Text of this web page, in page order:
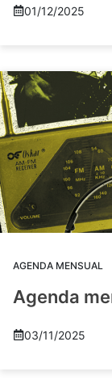
01/12/2025
AGENDA MENSUAL
Agenda
03/11/2025